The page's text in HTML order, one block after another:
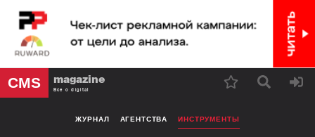
CMS magazine
Все о digital
ЖУРНАЛ АГЕНТСТВА ИНСТРУМЕНТЫ